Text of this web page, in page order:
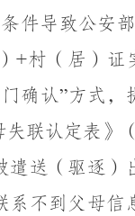
件导致公安
+村（居）证
确认”方式，
失联认定表 》
遣送（驱逐
系不到父母